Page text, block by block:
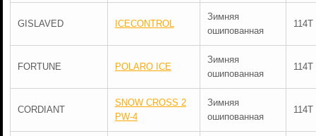
GISLAVED ICECONTROL
Зимняя
ошипованная
114T
FORTUNE POLARO ICE
Зимняя
ошипованная
114T
CORDIANT
SNOW CROSS 2
PW-4
Зимняя
ошипованная
114T